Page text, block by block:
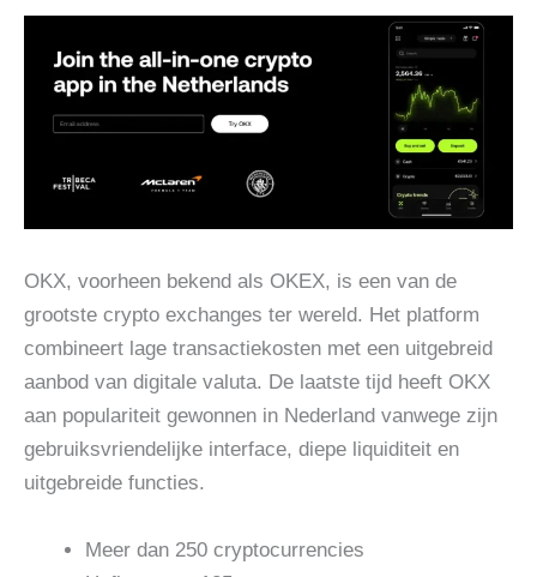
OKX, voorheen bekend als OKEX, is een van de
grootste crypto exchanges ter wereld. Het platform
combineert lage transactiekosten met een uitgebreid
aanbod van digitale valuta. De laatste tijd heeft OKX
aan populariteit gewonnen in Nederland vanwege zijn
gebruiksvriendelijke interface, diepe liquiditeit en
uitgebreide functies.
Meer dan 250 cryptocurrencies